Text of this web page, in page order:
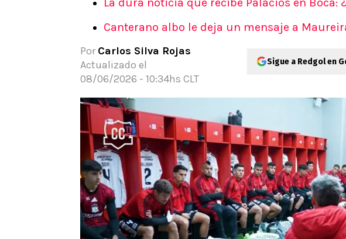
Pronósticos
Apuestas Mundial 2026
Canterano albo le deja un mensaje a
Por Carlos Silva Rojas
Actualizado el
08/06/2026 - 10:34hs CLT
Sigue a Redgol en